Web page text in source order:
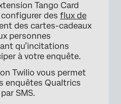
Tango Card
des flux de
des cartes-cadeaux
personnes
qu’incitations
à votre enquête.
Twilio vous permet
enquêtes Qualtrics
SMS.